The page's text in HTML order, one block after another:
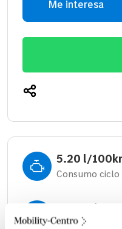
Me interesa
5.20 l/
Consumo
Manual
Cambio